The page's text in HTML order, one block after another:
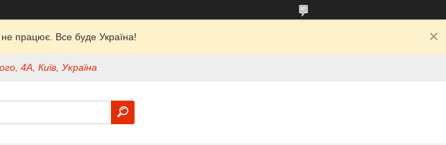
працює. Все буде Україна!
4А, Київ, Україна